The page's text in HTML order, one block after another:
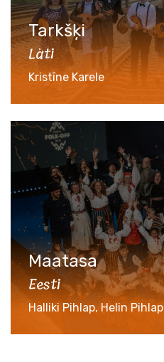
Tarkšķi
Läti
Kristīne Karele
Maatasa
Eesti
Halliki Pihlap, Helin Pihlap